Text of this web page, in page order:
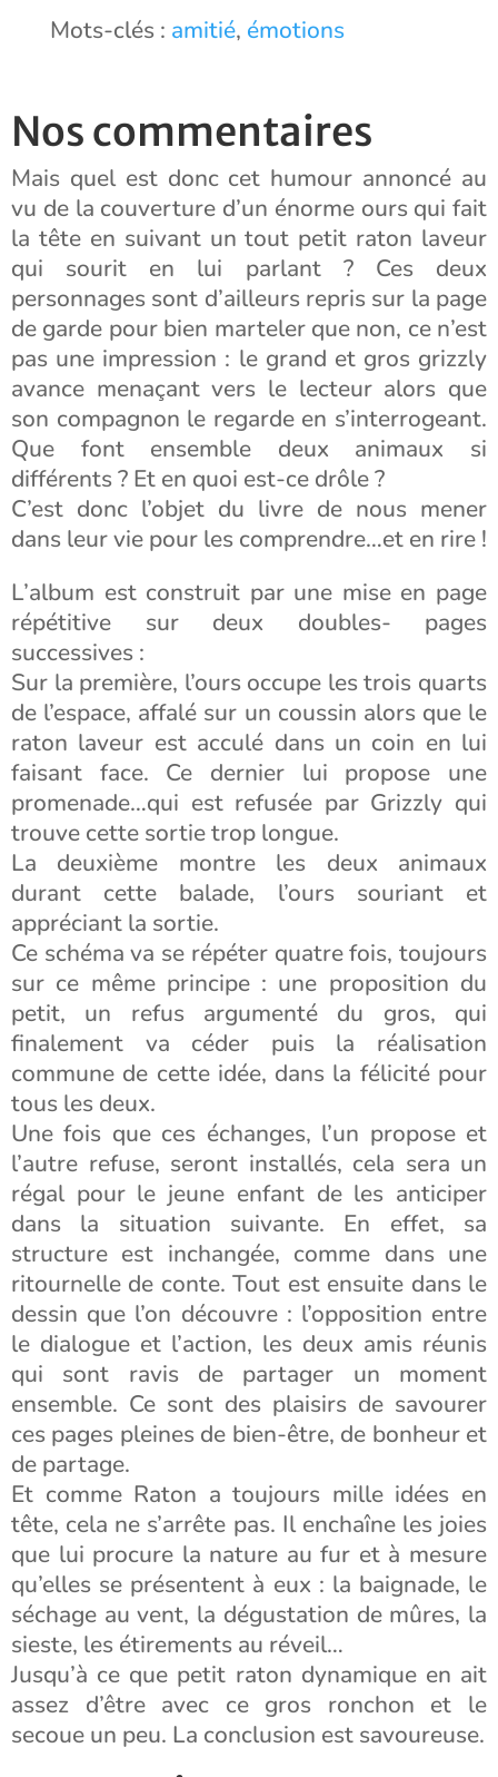
Mots-clés : amitié, émotions
Nos commentaires
Mais quel est donc cet humour annoncé au
vu de la couverture d’un énorme ours qui fait
la tête en suivant un tout petit raton laveur
qui sourit en lui parlant ? Ces deux
personnages sont d’ailleurs repris sur la page
de garde pour bien marteler que non, ce n’est
pas une impression : le grand et gros grizzly
avance menaçant vers le lecteur alors que
son compagnon le regarde en s’interrogeant.
Que font ensemble deux animaux si
différents ? Et en quoi est-ce drôle ?
C’est donc l’objet du livre de nous mener
dans leur vie pour les comprendre…et en rire !
L’album est construit par une mise en page
répétitive sur deux doubles- pages
successives :
Sur la première, l’ours occupe les trois quarts
de l’espace, affalé sur un coussin alors que le
raton laveur est acculé dans un coin en lui
faisant face. Ce dernier lui propose une
promenade…qui est refusée par Grizzly qui
trouve cette sortie trop longue.
La deuxième montre les deux animaux
durant cette balade, l’ours souriant et
appréciant la sortie.
Ce schéma va se répéter quatre fois, toujours
sur ce même principe : une proposition du
petit, un refus argumenté du gros, qui
finalement va céder puis la réalisation
commune de cette idée, dans la félicité pour
tous les deux.
Une fois que ces échanges, l’un propose et
l’autre refuse, seront installés, cela sera un
régal pour le jeune enfant de les anticiper
dans la situation suivante. En effet, sa
structure est inchangée, comme dans une
ritournelle de conte. Tout est ensuite dans le
dessin que l’on découvre : l’opposition entre
le dialogue et l’action, les deux amis réunis
qui sont ravis de partager un moment
ensemble. Ce sont des plaisirs de savourer
ces pages pleines de bien-être, de bonheur et
de partage.
Et comme Raton a toujours mille idées en
tête, cela ne s’arrête pas. Il enchaîne les joies
que lui procure la nature au fur et à mesure
qu’elles se présentent à eux : la baignade, le
séchage au vent, la dégustation de mûres, la
sieste, les étirements au réveil…
Jusqu’à ce que petit raton dynamique en ait
assez d’être avec ce gros ronchon et le
secoue un peu. La conclusion est savoureuse.